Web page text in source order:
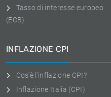
Tasso di interesse europeo
(ECB)
INFLAZIONE CPI
Cos'è l'inflazione CPI?
Inflazione Italia (CPI)